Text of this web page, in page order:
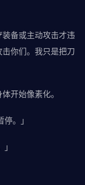
备或主动攻击才违
你们。我只是把刀
开始像素化。
。」